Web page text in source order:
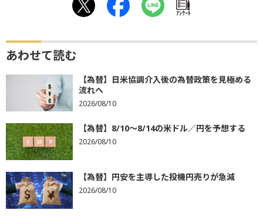
ｱﾝｹｰﾄ
あわせて読む
【為替】日米協調介入後の為替政策を見極める
流れへ
2026/08/10
【為替】8/10～8/14の米ドル／円を予想する
2026/08/10
【為替】円安を主導した投機円売りが急減
2026/08/10